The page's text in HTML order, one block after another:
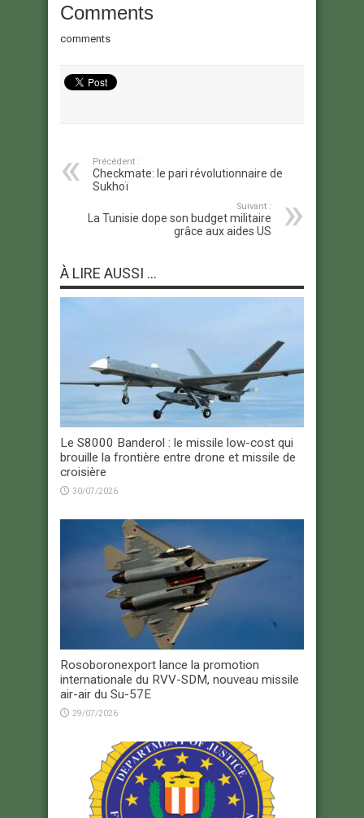
Comments
comments
Précédent :
Checkmate: le pari révolutionnaire de
Sukhoï
Suivant :
La Tunisie dope son budget militaire
grâce aux aides US
À LIRE AUSSI ...
Le S8000 Banderol : le missile low-cost qui
brouille la frontière entre drone et missile de
croisière
30/07/2026
Rosoboronexport lance la promotion
internationale du RVV-SDM, nouveau missile
air-air du Su-57E
29/07/2026